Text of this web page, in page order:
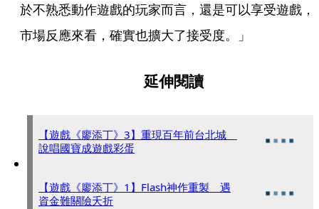
於不熟悉動作遊戲的玩家而言，還是可以享受遊戲，
市場反應來看，確實也擴大了接受度。」
延伸閱讀
【遊戲《廖添丁》3】重現百年前台北城
說唱國寶成遊戲彩蛋
【遊戲《廖添丁》1】Flash神作重製 遇
資金難關險夭折